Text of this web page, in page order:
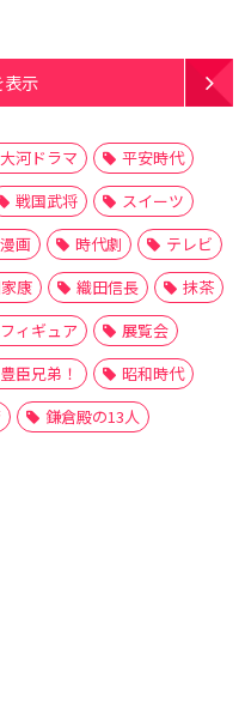
示
大河ドラマ
平安時代
戦国武将
スイーツ
漫画 時代劇
テレビ
康 織田信長
抹茶
フィギュア
展覧会
豊臣兄弟！
昭和時代
鎌倉殿の13人